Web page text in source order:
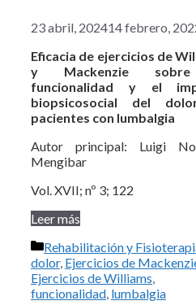
23 abril, 202414 febrero,
Eficacia de ejercicios de
y Mackenzie
funcionalidad y el
biopsicosocial del
pacientes con lumbalgia
Autor principal: Luigi
Mengibar
Vol. XVII; nº 3; 122
Leer más
Categorías
Rehabilitación y
dolor, Ejercicios de
Ejercicios de Williams
funcionalidad lumbalgia